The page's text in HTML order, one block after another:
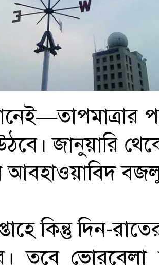
জানুয়ারি
আবহাওয়াবিদ
কিন্তু দিন-
তবে